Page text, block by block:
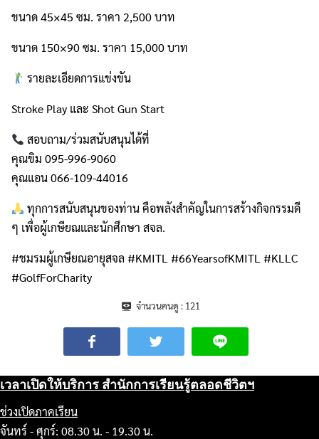
ขนาด 45×45 ซม. ราคา 2,500 บาท
ขนาด 150×90 ซม. ราคา 15,000 บาท
รายละเอียดการแข่งขัน
Stroke Play และ Shot Gun Start
สอบถาม/ร่วมสนับสนุนได้ที่
คุณขิม 095-996-9060
คุณแอน 066-109-44016
ทุกการสนับสนุนของท่าน คือพลังสำคัญในการสร้างกิจกรรมดี
ๆ เพื่อผู้เกษียณและนักศึกษา สจล.
#ชมรมผู้เกษียณอายุสจล #KMITL #66YearsofKMITL #KLLC
#GolfForCharity
จำนวนคนดู : 121
เวลาเปิดให้บริการ สำนักการเรียนรู้ตลอดชีวิตฯ
ช่วงเปิดภาคเรียน
จันทร์ - ศุกร์: 08.30 น. - 19.30 น.